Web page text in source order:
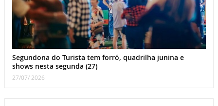
Segundona do Turista tem forró, quadrilha junina e
shows nesta segunda (27)
27/07/ 2026